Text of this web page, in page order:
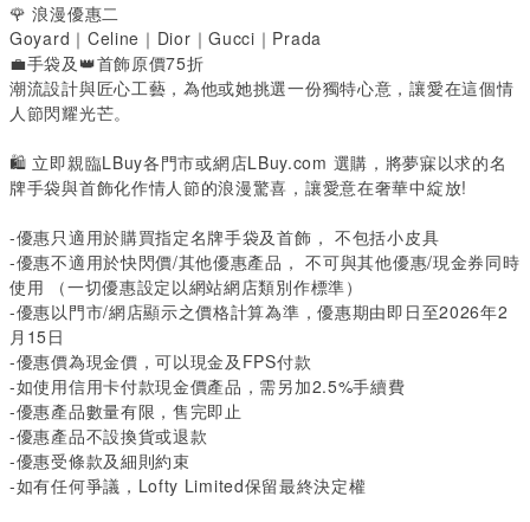
🌹 浪漫優惠二
Goyard｜Celine｜Dior｜Gucci｜Prada
💼手袋及 👑首飾原價75折
潮流設計與匠心工藝，為他或她挑選一份獨特心意，讓愛在這個情
人節閃耀光芒。
🛍️ 立即親臨LBuy各門市或網店LBuy.com 選購，將夢寐以求的名
牌手袋與首飾化作情人節的浪漫驚喜，讓愛意在奢華中綻放!
-優惠只適用於購買指定名牌手袋及首飾， 不包括小皮具
-優惠不適用於快閃價/其他優惠產品， 不可與其他優惠/現金券同時
使用 （一切優惠設定以網站網店類別作標準）
-優惠以門市/網店顯示之價格計算為準，優惠期由即日至2026年2
月15日
-優惠價為現金價，可以現金及FPS付款
-如使用信用卡付款現金價產品，需另加2.5%手續費
-優惠產品數量有限，售完即止
-優惠產品不設換貨或退款
-優惠受條款及細則約束
-如有任何爭議，Lofty Limited保留最終決定權